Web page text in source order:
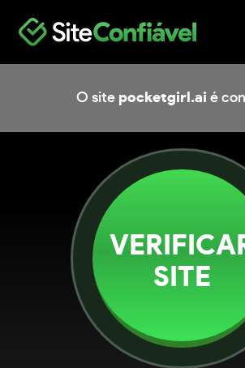
O site pocketgirl.ai é
SITE